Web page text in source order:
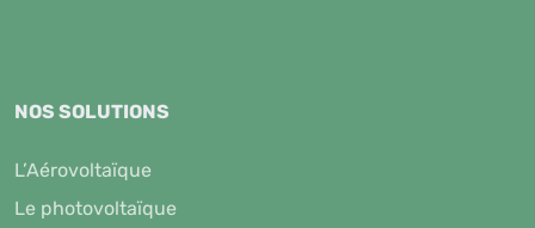
NOS SOLUTIONS
L’Aérovoltaïque
Le photovoltaïque